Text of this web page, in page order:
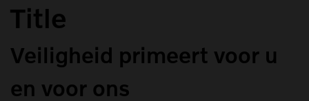
Title
Veiligheid primeert voor u
en voor ons